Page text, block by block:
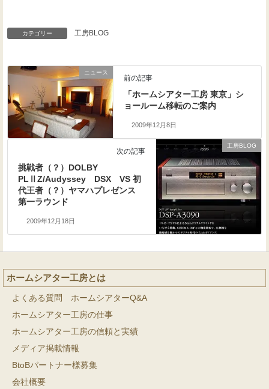
カテゴリー 工房BLOG
ニュース
前の記事
「ホームシアター工房 東京」シ
ョールーム移転のご案内
2009年12月8日
工房BLOG
次の記事
挑戦者（？）DOLBY
PLⅡZ/Audyssey DSX VS 初
代王者（？）ヤマハプレゼンス
第一ラウンド
2009年12月18日
ホームシアター工房とは
よくある質問 ホームシアターQ&A
ホームシアター工房の仕事
ホームシアター工房の信頼と実績
メディア掲載情報
BtoBパートナー様募集
会社概要